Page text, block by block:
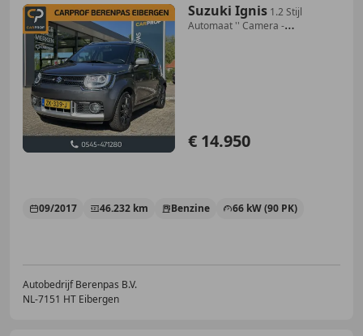
Suzuki Ignis 1.2 Stijl
Automaat '' Camera -
€ 14.950
09/2017 46.232 km Benzine 66 kW (90 PK)
Autobedrijf Berenpas B.V.
NL-7151 HT Eibergen